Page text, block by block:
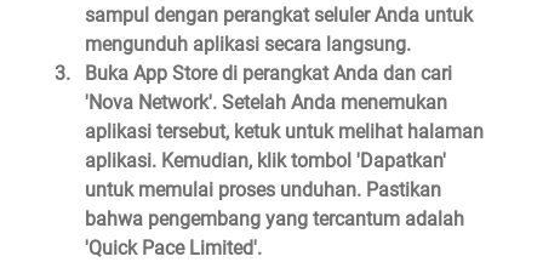
sampul dengan perangkat seluler Anda untuk
mengunduh aplikasi secara langsung.
Buka App Store di perangkat Anda dan cari
'Nova Network'. Setelah Anda menemukan
aplikasi tersebut, ketuk untuk melihat halaman
aplikasi. Kemudian, klik tombol 'Dapatkan'
untuk memulai proses unduhan. Pastikan
bahwa pengembang yang tercantum adalah
'Quick Pace Limited'.